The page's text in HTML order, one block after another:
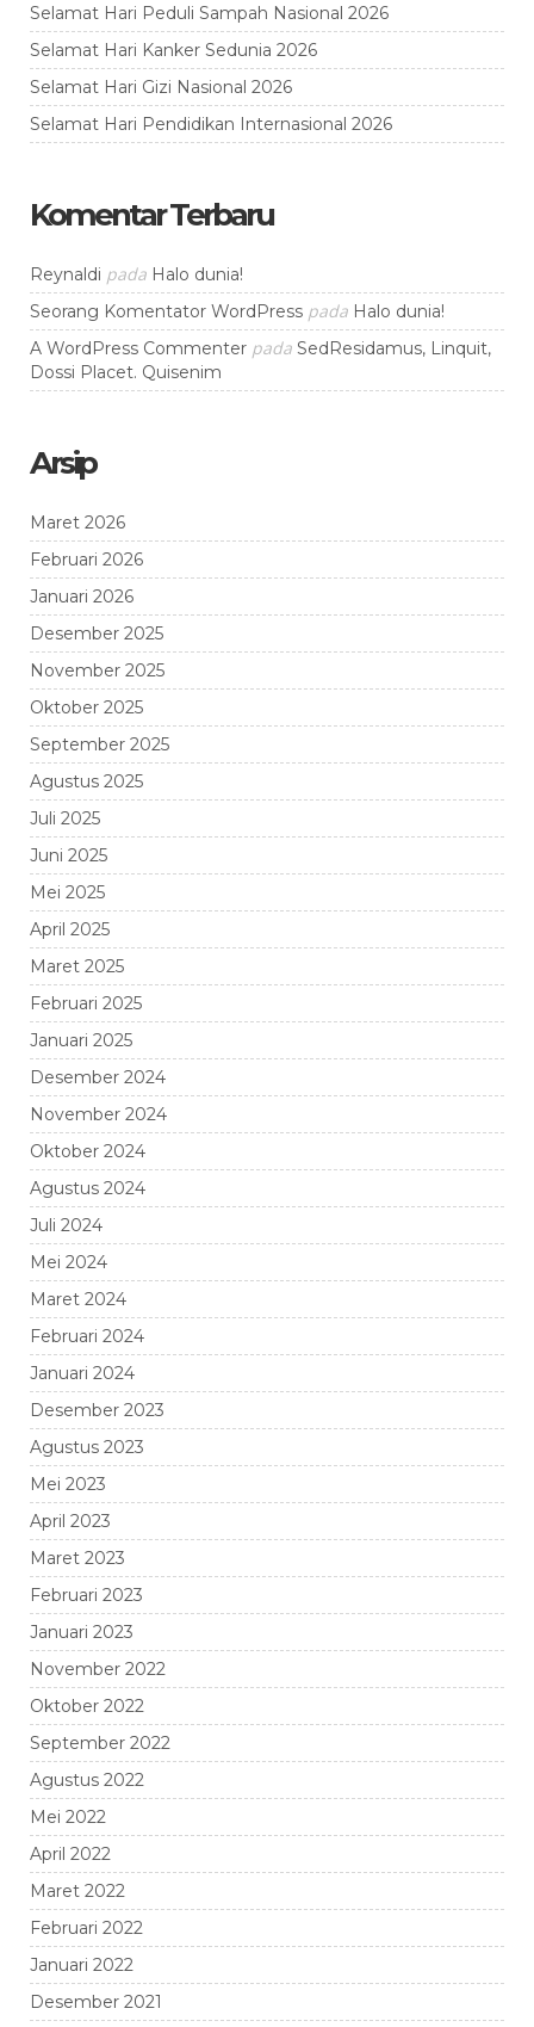
Selamat Hari Peduli Sampah Nasional 2026
Selamat Hari Kanker Sedunia 2026
Selamat Hari Gizi Nasional 2026
Selamat Hari Pendidikan Internasional 2026
Komentar Terbaru
Reynaldi pada Halo dunia!
Seorang Komentator WordPress pada Halo dunia!
A WordPress Commenter pada SedResidamus, Linquit,
Dossi Placet. Quisenim
Arsip
Maret 2026
Februari 2026
Januari 2026
Desember 2025
November 2025
Oktober 2025
September 2025
Agustus 2025
Juli 2025
Juni 2025
Mei 2025
April 2025
Maret 2025
Februari 2025
Januari 2025
Desember 2024
November 2024
Oktober 2024
Agustus 2024
Juli 2024
Mei 2024
Maret 2024
Februari 2024
Januari 2024
Desember 2023
Agustus 2023
Mei 2023
April 2023
Maret 2023
Februari 2023
Januari 2023
November 2022
Oktober 2022
September 2022
Agustus 2022
Mei 2022
April 2022
Maret 2022
Februari 2022
Januari 2022
Desember 2021